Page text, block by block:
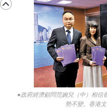
●政府經濟顧問范婉兒（中）相信
勢不變。香港